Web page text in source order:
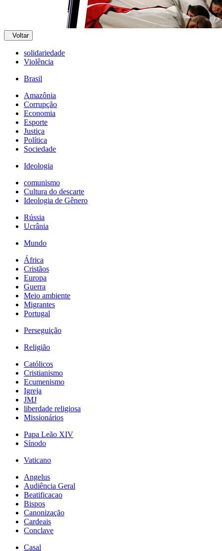
Voltar
solidariedade
Violência
Brasil
Amazônia
Corrupção
Economia
Esporte
Justiça
Política
Sociedade
Ideologia
comunismo
Cultura do descarte
Ideologia de Gênero
Rússia
Ucrânia
Mundo
África
Cristãos
Europa
Guerra
Meio ambiente
Migrantes
Portugal
Perseguição
Religião
Católicos
Cristianismo
Ecumenismo
Igreja
JMJ
liberdade religiosa
Missionários
Papa Leão XIV
Sínodo
Vaticano
Angelus
Audiência Geral
Beatificacao
Bispos
Canonização
Cardeais
Conclave
Casal